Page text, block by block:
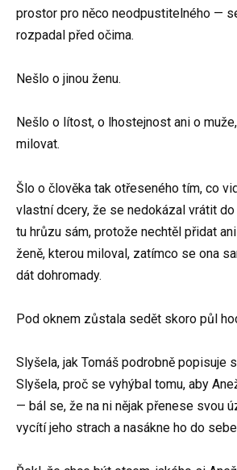
prostor pro něco neodpustitelného —
rozpadal před očima.
Nešlo o jinou ženu.
Nešlo o lítost, o lhostejnost ani o
milovat.
Šlo o člověka tak otřeseného tím, co
vlastní dcery, že se nedokázal vrátit
tu hrůzu sám, protože nechtěl přidat
ženě, kterou miloval, zatímco se ona
dát dohromady.
Pod oknem zůstala sedět skoro půl
Slyšela, jak Tomáš podrobně popisuje
Slyšela, proč se vyhýbal tomu, aby
— bál se, že na ni nějak přenese svou
vycítí jeho strach a nasákne ho do